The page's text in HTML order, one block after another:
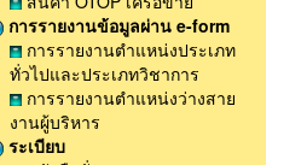
การรายงานข้อมูลผ่าน e-form
การรายงานตำแหน่งประเภท
ทั่วไปและประเภทวิชาการ
การรายงานตำแหน่งว่างสาย
งานผู้บริหาร
ระเบียบ